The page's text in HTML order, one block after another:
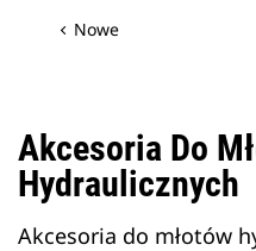
Nowe
Akcesoria Do
Hydraulicznych
Akcesoria do młotów